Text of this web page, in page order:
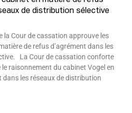
de distribution sélective
la Cour de cassation approuve les
de refus d’agrément dans les
La Cour de cassation conforte
raisonnement du cabinet Vogel en
dans les réseaux de distribution